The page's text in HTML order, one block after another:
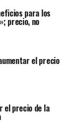
para los
precio, no
el precio
el precio de la